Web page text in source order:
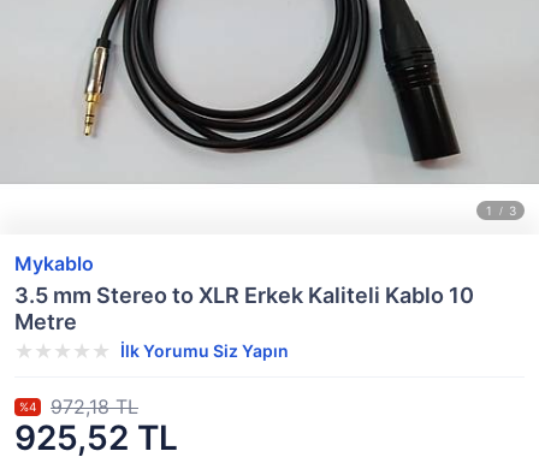
Mykablo
3.5 mm Stereo to XLR Erkek Kaliteli Kablo 10
Metre
İlk Yorumu Siz Yapın
925,52 TL
%4 972,18 TL